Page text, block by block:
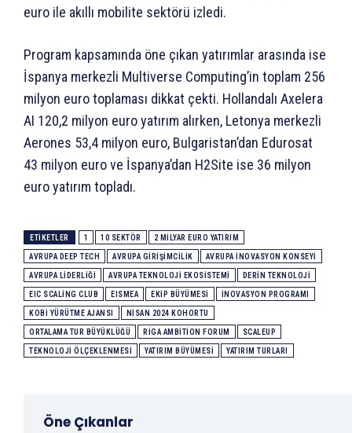
euro ile akıllı mobilite sektörü izledi.
Program kapsamında öne çıkan yatırımlar arasında ise
İspanya merkezli Multiverse Computing’in toplam 256
milyon euro toplaması dikkat çekti. Hollandalı Axelera
AI 120,2 milyon euro yatırım alırken, Letonya merkezli
Aerones 53,4 milyon euro, Bulgaristan’dan Edurosat
43 milyon euro ve İspanya’dan H2Site ise 36 milyon
euro yatırım topladı.
ETIKETLER 1 10 SEKTÖR 2 MILYAR EURO YATIRIM
AVRUPA DEEP TECH AVRUPA GIRIŞIMCILIK AVRUPA İNOVASYON KONSEYI
AVRUPA LIDERLIĞI AVRUPA TEKNOLOJI EKOSISTEMI DERIN TEKNOLOJI
EIC SCALING CLUB EISMEA EKIP BÜYÜMESI INOVASYON PROGRAMI
KOBİ YÜRÜTME AJANSI NISAN 2024 KOHORTU
ORTALAMA TUR BÜYÜKLÜĞÜ RIGA AMBITION FORUM SCALEUP
TEKNOLOJI ÖLÇEKLENMESI YATIRIM BÜYÜMESI YATIRIM TURLARI
Öne Çıkanlar